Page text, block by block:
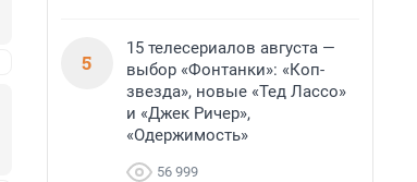
5
15 телесериалов августа —
выбор «Фонтанки»: «Коп-
звезда», новые «Тед Лассо»
и «Джек Ричер»,
«Одержимость»
56 999